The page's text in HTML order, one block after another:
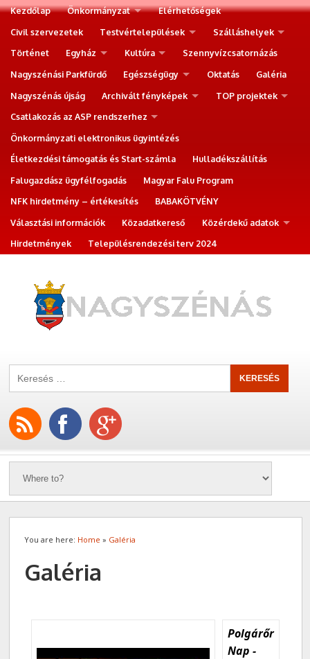
Kezdőlap Önkormányzat
Elérhetőségek
Civil szervezetek
Testvértelepülések
Szálláshelyek
Történet
Egyház Kultúra
Szennyvízcsatornázás
Nagyszénási Parkfürdő
Egészségügy Oktatás
Galéria
Nagyszénás újság
Archivált fényképek
TOP projektek
Csatlakozás az ASP rendszerhez
Önkormányzati elektronikus ügyintézés
Életkezdési támogatás és Start-számla
Hulladékszállítás
Falugazdász ügyfélfogadás
Magyar Falu Program
NFK hirdetmény – értékesítés
BABAKÖTVÉNY
Választási információk
Közadatkereső
Közérdekű adatok
Hirdetmények
Településrendezési terv 2024
You are here: Home » Galéria
Galéria
Polgárőr
Nap -